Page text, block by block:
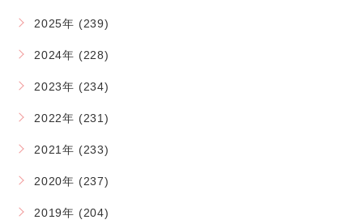
2025年 (239)
2024年 (228)
2023年 (234)
2022年 (231)
2021年 (233)
2020年 (237)
2019年 (204)